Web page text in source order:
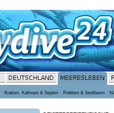
Kraken, Kalmare & Sepien Robben & Seelöwen